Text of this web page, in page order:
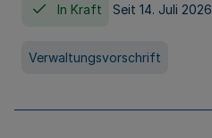
In Kraft Seit 14. Juli 2026
Verwaltungsvorschrift